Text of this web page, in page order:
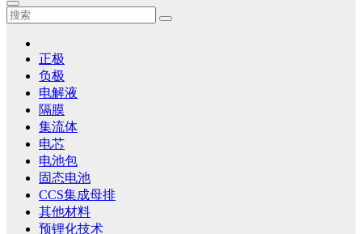
正极
负极
电解液
隔膜
集流体
电芯
电池包
固态电池
CCS集成母排
其他材料
预锂化技术